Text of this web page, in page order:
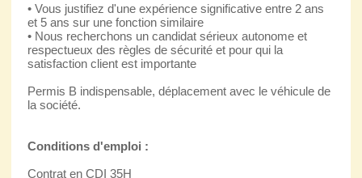
• Vous justifiez d'une expérience significative entre 2 ans
et 5 ans sur une fonction similaire
• Nous recherchons un candidat sérieux autonome et
respectueux des règles de sécurité et pour qui la
satisfaction client est importante
Permis B indispensable, déplacement avec le véhicule de
la société.
Conditions d'emploi :
Contrat en CDI 35H